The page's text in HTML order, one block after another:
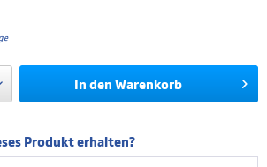
% 11,49 € 137,90 €
Sie bitte dem Kreditvertrag, welchen Sie vor Abschluss
In den Warenkorb
Produkt erhalten?